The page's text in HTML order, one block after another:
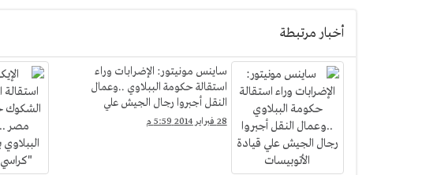
أخبار مرتبطة
ساينس مونيتور: الإضرابات وراء
استقالة حكومة الببلاوي ..وعمال
النقل أجبروا رجال الجيش علي
قيادة الأتوبيسات
28 فبراير 2014 5:59 م